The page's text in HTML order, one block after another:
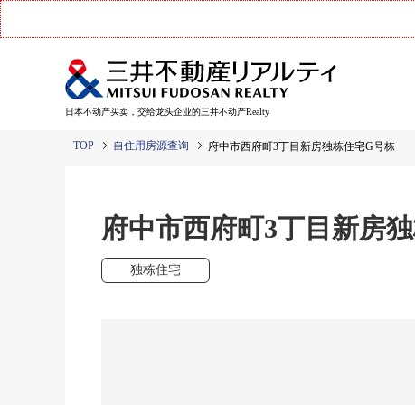
日本不动产买卖，交给龙头企业的三井不动产Realty
TOP 自住用房源查询 府中市西府町3丁目新房独栋住宅G号栋
府中市西府町3丁目新房
独栋住宅